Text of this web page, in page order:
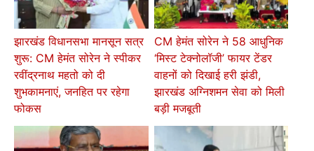
झारखंड विधानसभा मानसून सत्र
शुरू: CM हेमंत सोरेन ने स्पीकर
रवींद्रनाथ महतो को दी
शुभकामनाएं, जनहित पर रहेगा
फोकस
CM हेमंत सोरेन ने 58 आधुनिक
‘मिस्ट टेक्नोलॉजी’ फायर टेंडर
वाहनों को दिखाई हरी झंडी,
झारखंड अग्निशमन सेवा को मिली
बड़ी मजबूती